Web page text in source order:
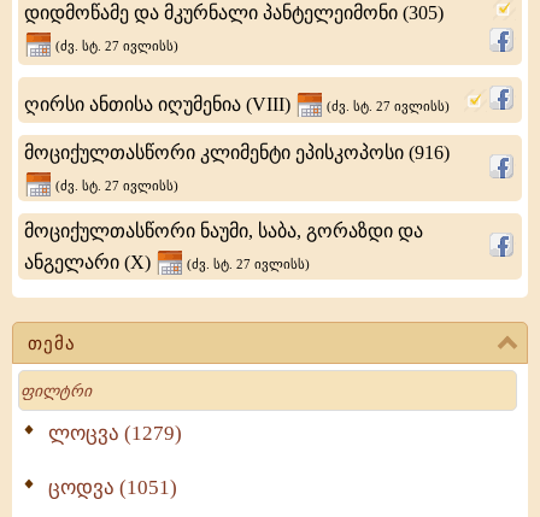
თემა
Search
ლოცვა (1279)
ცოდვა (1051)
მმართველი
იყო.
იმპერატორ
დიოკლეტიანეს
მიერ
ქრისტიანთა
დიდმოწამე და მკურნალი პანტელეიმონი (305)
(ძვ. სტ. 27 ივლისს)
ღირსი ანთისა იღუმენია (VIII) (ძვ. სტ. 27 ივლისს)
მოციქულთასწორი კლიმენტი ეპისკოპოსი (916)
(ძვ. სტ. 27 ივლისს)
მოციქულთასწორი ნაუმი, საბა, გორაზდი და
ანგელარი (X)
(ძვ. სტ. 27 ივლისს)